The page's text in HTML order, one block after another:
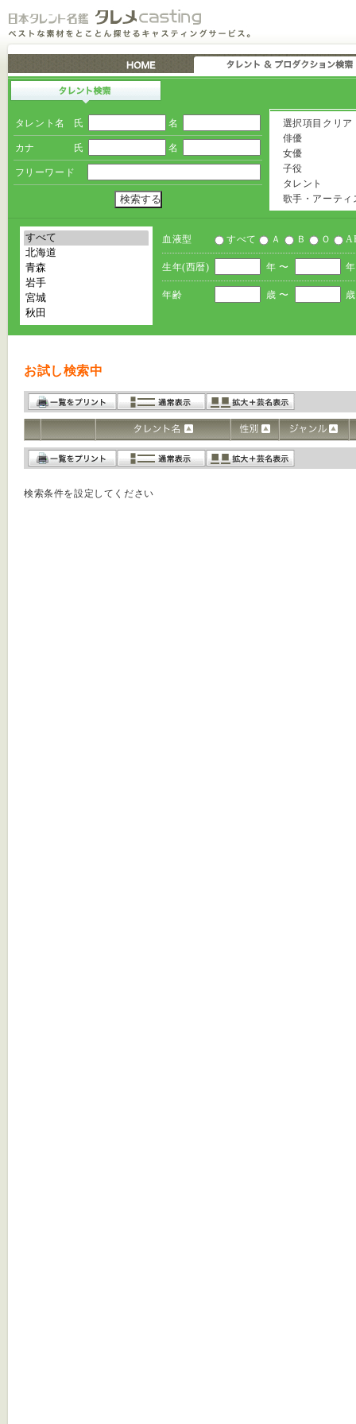
タレント名 氏 名
カナ 氏 名
フリーワード
選択項目クリア
俳優
女優
子役
タレント
歌手・アーティ
血液型 すべて Ａ Ｂ Ｏ
生年(西暦) 年 〜
年齢 歳 〜 歳
お試し検索中
検索条件を設定してください